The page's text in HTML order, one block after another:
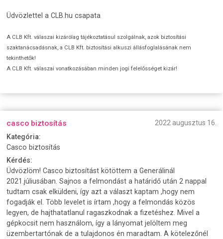
Üdvözlettel a CLB.hu csapata
A CLB Kft. válaszai kizárólag tájékoztatásul szolgálnak, azok biztosítási
szaktanácsadásnak, a CLB Kft. biztosítási alkuszi állásfoglalásának nem
tekinthetők!
A CLB Kft. válaszai vonatkozásában minden jogi felelősséget kizár!
casco biztosítás
2022 augusztus 16.
Kategória:
Casco biztosítás
Kérdés:
Üdvözlöm! Casco biztosítást kötöttem a Generálinál
2021.júliusában. Sajnos a felmondást a határidő után 2 nappal
tudtam csak elküldeni, így azt a választ kaptam ,hogy nem
fogadják el. Több levelet is írtam ,hogy a felmondás közös
legyen, de hajthatatlanul ragaszkodnak a fizetéshez. Mivel a
gépkocsit nem használom, így a lányomat jelöltem meg
üzembertartónak de a tulajdonos én maradtam. A kötelezőnél